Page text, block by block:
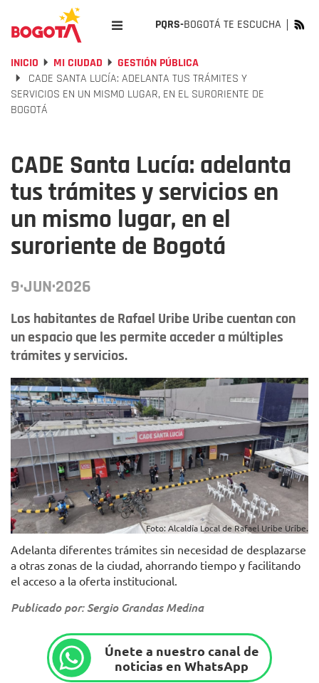
PQRS-BOGOTÁ TE ESCUCHA
INICIO MI CIUDAD
GESTIÓN PÚBLICA
CADE SANTA LUCÍA: ADELANTA TUS TRÁMITES Y
SERVICIOS EN UN MISMO LUGAR, EN EL SURORIENTE DE
BOGOTÁ
CADE Santa Lucía: adelanta
tus trámites y servicios en
un mismo lugar, en el
suroriente de Bogotá
9·JUN·2026
Los habitantes de Rafael Uribe Uribe cuentan con
un espacio que les permite acceder a múltiples
trámites y servicios.
Foto: Alcaldía Local de Rafael Uribe Uribe.
Adelanta diferentes trámites sin necesidad de desplazarse
a otras zonas de la ciudad, ahorrando tiempo y facilitando
el acceso a la oferta institucional.
Publicado por: Sergio Grandas Medina
Únete a nuestro canal de
noticias en WhatsApp